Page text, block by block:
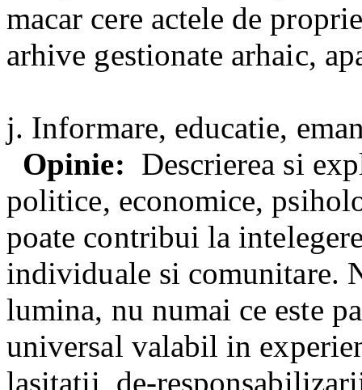
macar cere actele de
arhive gestionate arhaic,
j. Informare, educatie,
Opinie: Descrierea si
politice, economice,
poate contribui la
individuale si comunitare.
lumina, nu numai ce este
universal valabil in
lasitatii, de-